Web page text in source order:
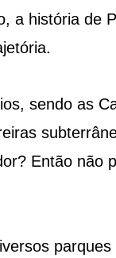
a história de
sendo as
Então não